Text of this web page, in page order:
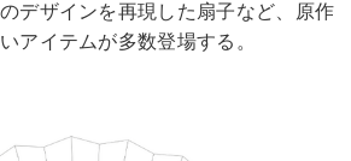
デザインを再現した扇子など、原作
アイテムが多数登場する。